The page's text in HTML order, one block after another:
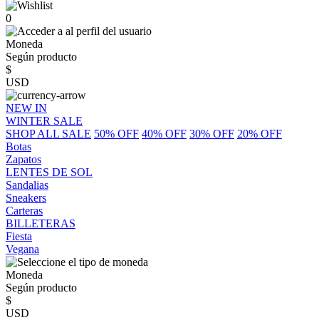
0
Moneda
Según producto
$
USD
NEW IN
WINTER SALE
SHOP ALL SALE 50% OFF 40% OFF 30% OFF 20% OFF
Botas
Zapatos
LENTES DE SOL
Sandalias
Sneakers
Carteras
BILLETERAS
Fiesta
Vegana
Moneda
Según producto
$
USD